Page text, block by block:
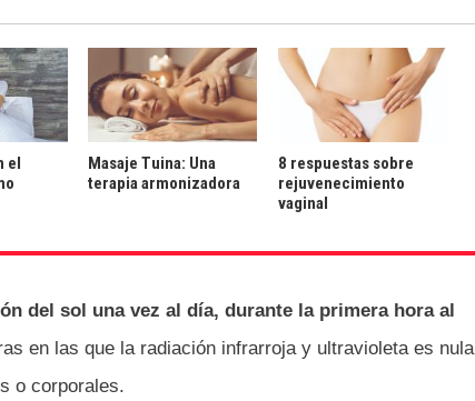
el
Masaje Tuina: Una
terapia armonizadora
8 respuestas sobre
rejuvenecimiento
vaginal
del sol una vez al día, durante la primera hora al
en las que la radiación infrarroja y ultravioleta es nula
o corporales.